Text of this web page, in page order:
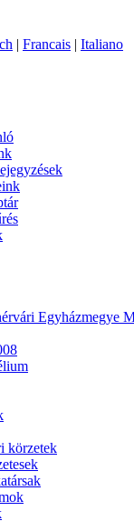
| Francais | Italiano
Egyházmegye
körzetek